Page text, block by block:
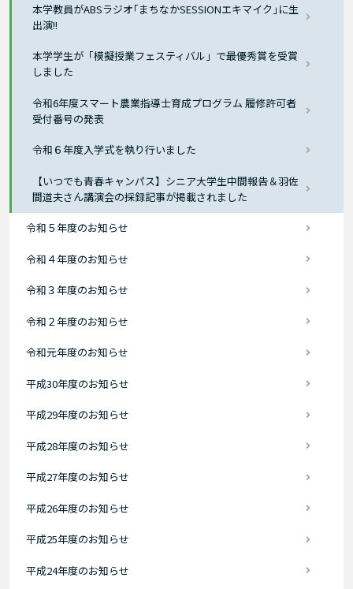
本学教員がABSラジオ｢まちなかSESSIONエキマイク｣に生
出演!!
本学学生が「模擬授業フェスティバル」で最優秀賞を受賞
しました
令和6年度スマート農業指導士育成プログラム 履修許可者
受付番号の発表
令和６年度入学式を執り行いました
【いつでも青春キャンパス】シニア大学生中間報告＆羽佐
間道夫さん講演会の採録記事が掲載されました
令和５年度のお知らせ
令和４年度のお知らせ
令和３年度のお知らせ
令和２年度のお知らせ
令和元年度のお知らせ
平成30年度のお知らせ
平成29年度のお知らせ
平成28年度のお知らせ
平成27年度のお知らせ
平成26年度のお知らせ
平成25年度のお知らせ
平成24年度のお知らせ